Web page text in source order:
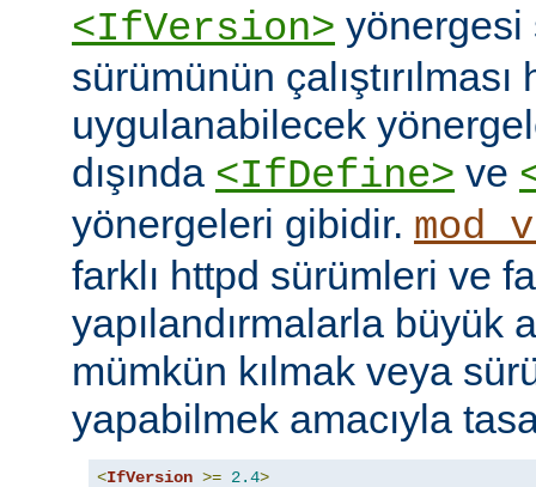
<IfVersion> yönergesi
sürümünün çalıştırılması
uygulanabilecek
dışında <IfDefine> ve
yönergeleri gibidir.
farklı httpd sürümleri ve
yapılandırmalarla büyük
mümkün kılmak veya
yapabilmek amacıyla
<IfVersion >= 2.4>